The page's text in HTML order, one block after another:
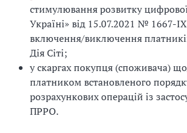
стимулювання розвитку
Україні» від 15.07.2021 № 1667-
включення/виключення
Дія Сіті;
у скаргах покупця (споживача)
платником встановленого
розрахункових операцій із
ПРРО.